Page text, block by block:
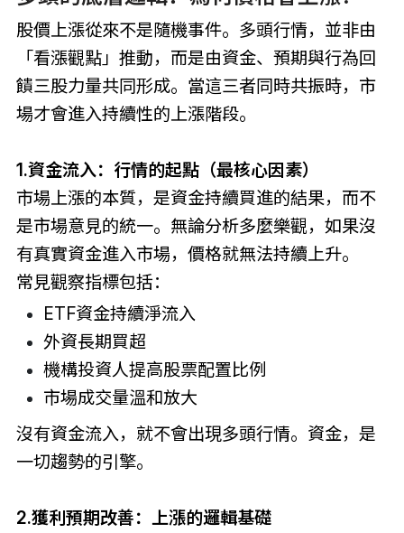
股價上漲從來不是隨機事件。多頭行情，並非由
「看漲觀點」推動，而是由資金、預期與行為回
饋三股力量共同形成。當這三者同時共振時，市
場才會進入持續性的上漲階段。
1.資金流入：行情的起點（最核心因素）
市場上漲的本質，是資金持續買進的結果，而不
是市場意見的統一。無論分析多麼樂觀，如果沒
有真實資金進入市場，價格就無法持續上升。
常見觀察指標包括：
ETF資金持續淨流入
外資長期買超
機構投資人提高股票配置比例
市場成交量溫和放大
沒有資金流入，就不會出現多頭行情。資金，是
一切趨勢的引擎。
2.獲利預期改善：上漲的邏輯基礎